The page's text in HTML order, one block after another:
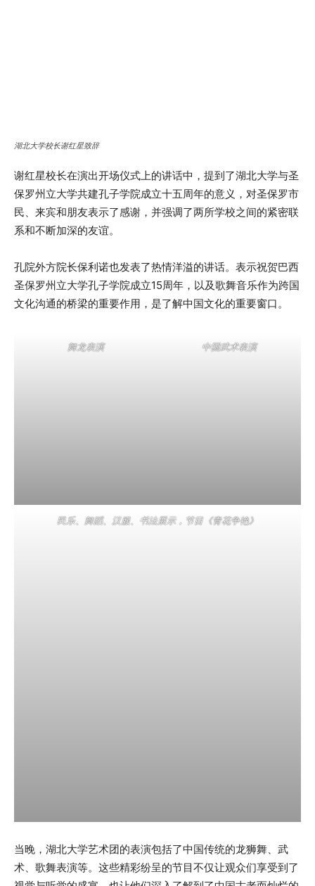
湖北大学校长谢红星致辞
谢红星校长在演出开场仪式上的讲话中，提到了湖北大学与圣
保罗州立大学共建孔子学院成立十五周年的意义，对圣保罗市
民、来宾和朋友表示了感谢，并强调了两所学校之间的紧密联
系和不断加深的友谊。
孔院外方院长保利诺也发表了热情洋溢的讲话。表示祝贺巴西
圣保罗州立大学孔子学院成立15周年，以及歌舞音乐作为跨国
文化沟通的桥梁的重要作用，是了解中国文化的重要窗口。
舞龙表演 中国武术表演
民乐、舞蹈、汉服、书法展示，节目《青花争艳》
当晚，湖北大学艺术团的表演包括了中国传统的龙狮舞、武
术、歌舞表演等。这些精彩纷呈的节目不仅让观众们享受到了